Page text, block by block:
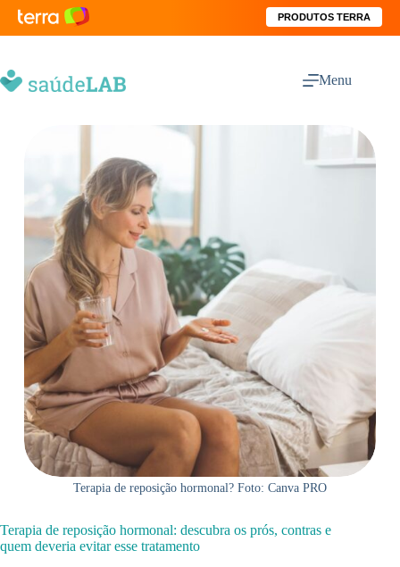
PRODUTOS TERRA
Menu
Terapia de reposição hormonal? Foto: Canva PRO
Terapia de reposição hormonal: descubra os prós, contras e
quem deveria evitar esse tratamento